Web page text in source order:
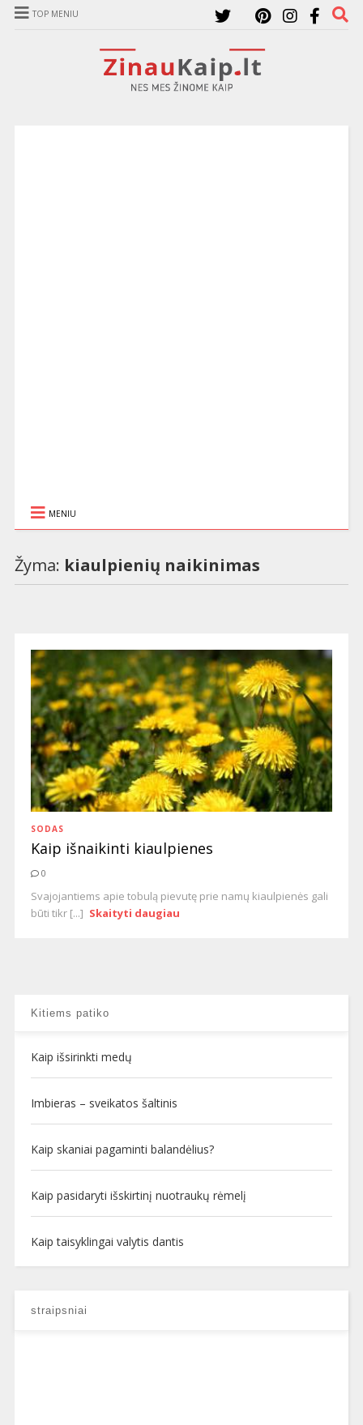
TOP MENIU
MENIU
Žyma: kiaulpienių naikinimas
SODAS
Kaip išnaikinti kiaulpienes
0
Svajojantiems apie tobulą pievutę prie namų kiaulpienės gali
būti tikr [...] Skaityti daugiau
Kitiems patiko
Kaip išsirinkti medų
Imbieras – sveikatos šaltinis
Kaip skaniai pagaminti balandėlius?
Kaip pasidaryti išskirtinį nuotraukų rėmelį
Kaip taisyklingai valytis dantis
straipsniai